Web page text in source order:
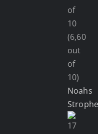
(6,60
out
of
10)
Noahs